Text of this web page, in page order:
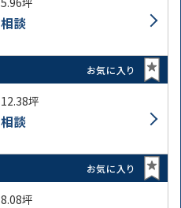
相談
お気に入り
12.38坪
相談
お気に入り
8.08坪